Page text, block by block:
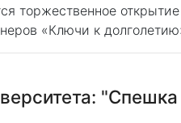
торжественное открытие
«Ключи к